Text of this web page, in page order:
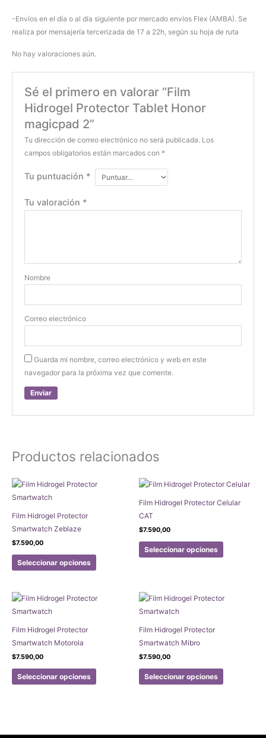
-Envíos en el día o al día siguiente por mercado envíos Flex (AMBA). Se
realiza por mensajería tercerizada de 17 a 22h, según su hoja de ruta
No hay valoraciones aún.
Sé el primero en valorar “Film
Hidrogel Protector Tablet Honor
magicpad 2”
Tu dirección de correo electrónico no será publicada. Los
campos obligatorios están marcados con *
Tu puntuación *
Tu valoración *
Nombre
Correo electrónico
Guarda mi nombre, correo electrónico y web en este
navegador para la próxima vez que comente.
Productos relacionados
Film Hidrogel Protector
Smartwatch Zeblaze
$7.590,00
Seleccionar opciones
Este
producto
múltiples
Film Hidrogel Protector Celular
CAT
$7.590,00
Seleccionar opciones
Este
producto
variantes.
Film Hidrogel Protector
Smartwatch Motorola
$7.590,00
Seleccionar opciones
Este
producto
Las
Film Hidrogel Protector
Smartwatch Mibro
$7.590,00
Seleccionar opciones
Este
producto
Las